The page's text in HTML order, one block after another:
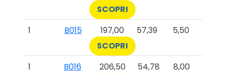
SCOPRI
1
B015 197,00 57,39
5,50
SCOPRI
1
B016 206,50 54,78
8,00